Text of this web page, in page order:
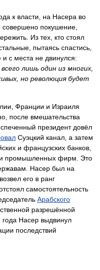
к власти, на Насера во
совершено покушение,
Из тех, кто стоял
пытаясь спастись,
с места не двинулся:
лишь один из многих,
но революция будет
Франции и Израиля
после вмешательства
президент довёл
Суэцкий канал, а затем
и французских банков,
и промышленных фирм. Это
Насер был на
его в ранг
самостоятельность
Арабского
разрешённой
года Насер выдвинул
последствий